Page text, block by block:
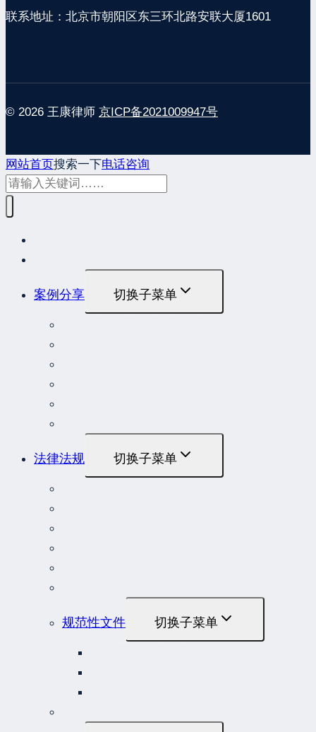
联系地址：北京市朝阳区东三环北路安联大厦1601
© 2026 王康律师 京ICP备2021009947号
网站首页搜索一下电话咨询
案例分享 切换子菜单
法律法规 切换子菜单
规范性文件 切换子菜单